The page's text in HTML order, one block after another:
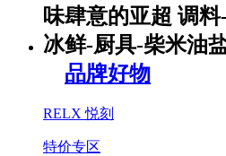
品牌好物
RELX 悦刻
特价专区